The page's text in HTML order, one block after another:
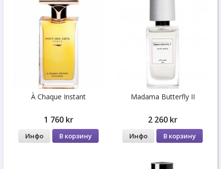
À Сhaque Instant
1 760 kr
Инфо В корзину
Madama Butterfly II
2 260 kr
Инфо В корзину